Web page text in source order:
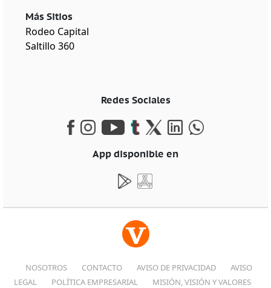
Más Sitios
Rodeo Capital
Saltillo 360
Redes Sociales
App disponible en
NOSOTROS CONTACTO AVISO DE PRIVACIDAD
AVISO
LEGAL
POLÍTICA EMPRESARIAL MISIÓN, VISIÓN Y VALORES